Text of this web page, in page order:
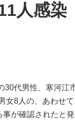
業時間 9:00～18:00
人感染
30代男性、寒河江
女8人の、あわせ
事が確認されたと